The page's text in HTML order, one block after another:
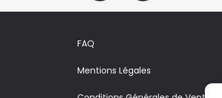
FAQ
Mentions Légales